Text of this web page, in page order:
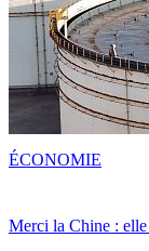
Merci la Chine : elle
ÉCONOMIE